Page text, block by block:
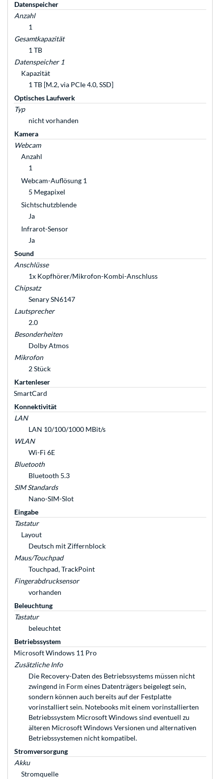
Datenspeicher
Anzahl
1
Gesamtkapazität
1 TB
Datenspeicher 1
Kapazität
1 TB [M.2, via PCIe 4.0, SSD]
Optisches Laufwerk
Typ
nicht vorhanden
Kamera
Webcam
Anzahl
1
Webcam-Auflösung 1
5 Megapixel
Sichtschutzblende
Ja
Infrarot-Sensor
Ja
Sound
Anschlüsse
1x Kopfhörer/Mikrofon-Kombi-Anschluss
Chipsatz
Senary SN6147
Lautsprecher
2.0
Besonderheiten
Dolby Atmos
Mikrofon
2 Stück
Kartenleser
SmartCard
Konnektivität
LAN
LAN 10/100/1000 MBit/s
WLAN
Wi-Fi 6E
Bluetooth
Bluetooth 5.3
SIM Standards
Nano-SIM-Slot
Eingabe
Tastatur
Layout
Deutsch mit Ziffernblock
Maus/Touchpad
Touchpad, TrackPoint
Fingerabdrucksensor
vorhanden
Beleuchtung
Tastatur
beleuchtet
Betriebssystem
Microsoft Windows 11 Pro
Zusätzliche Info
Die Recovery-Daten des Betriebssystems müssen nicht
zwingend in Form eines Datenträgers beigelegt sein,
sondern können auch bereits auf der Festplatte
vorinstalliert sein. Notebooks mit einem vorinstallierten
Betriebssystem Microsoft Windows sind eventuell zu
älteren Microsoft Windows Versionen und alternativen
Betriebssystemen nicht kompatibel.
Stromversorgung
Akku
Stromquelle